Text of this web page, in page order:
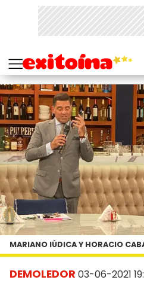
DEMOLEDOR 03-06-2021
MARIANO IÚDICA Y HORACIO